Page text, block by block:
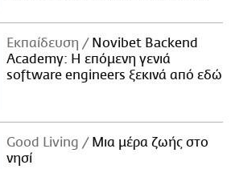
Εκπαίδευση
Novibet Backend
Academy: Η επόμενη γενιά
software engineers ξεκινά από εδώ
Good Living
Μια μέρα ζωής στο
νησί